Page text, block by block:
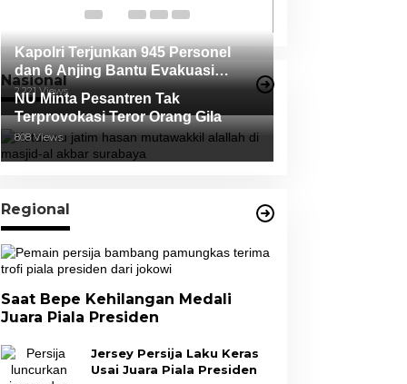
Nasional
Kapolri Terjunkan 945 Personel
dan 6 Anjing Bantu Evakuasi
Korban Erupsi Gunung Semeru
2,221 Views
NU Minta Pesantren Tak
Terprovokasi Teror Orang Gila
808 Views
Regional
Saat Bepe Kehilangan Medali
Juara Piala Presiden
Jersey Persija Laku Keras
Usai Juara Piala Presiden